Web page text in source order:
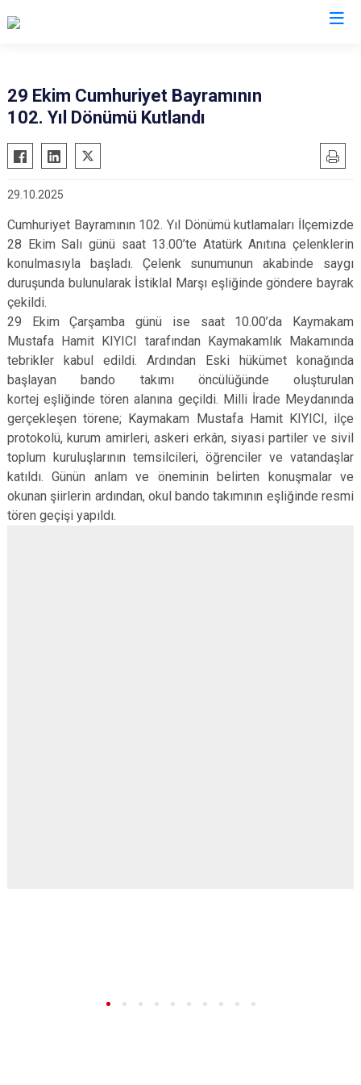
Ahırlı
Akören
Altınekin
Beyşehir
Bozkır
Çeltik
Cihanbeyli
Çumra
Derbent
Derebucak
Doğanhisar
Hadim
Halkapınar
Hüyük
Kadınhanı
Karapınar
Karatay
Seydişehir
Taşkent
Tuzlukçu
Yunak
29 Ekim Cumhuriyet Bayramının
102. Yıl Dönümü Kutlandı
29.10.2025
Cumhuriyet Bayramının 102. Yıl Dönümü kutlamaları İlçemizde
28 Ekim Salı günü saat 13.00’te Atatürk Anıtına çelenklerin
konulmasıyla başladı. Çelenk sunumunun akabinde saygı
duruşunda bulunularak İstiklal Marşı eşliğinde göndere bayrak
çekildi.
29 Ekim Çarşamba günü ise saat 10.00’da Kaymakam
Mustafa Hamit KIYICI tarafından Kaymakamlık Makamında
tebrikler kabul edildi. Ardından Eski hükümet konağında
başlayan bando takımı öncülüğünde oluşturulan
kortej eşliğinde tören alanına geçildi. Milli İrade Meydanında
gerçekleşen törene; Kaymakam Mustafa Hamit KIYICI, ilçe
protokolü, kurum amirleri, askeri erkân, siyasi partiler ve sivil
toplum kuruluşlarının temsilcileri, öğrenciler ve vatandaşlar
katıldı. Günün anlam ve öneminin belirten konuşmalar ve
okunan şiirlerin ardından, okul bando takımının eşliğinde resmi
tören geçişi yapıldı.